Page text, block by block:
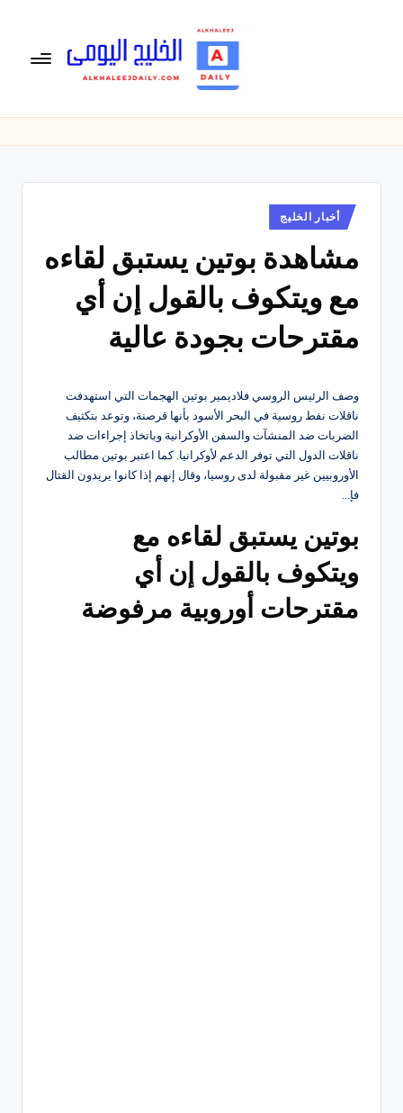
خ
يو
م
ى
متابعة
الرياضية
والسياسية
والاقتصادية.
نُشر
في
أخبار الخليج
مشاهدة بوتين يستبق لقاءه
مع ويتكوف بالقول إن أي
مقترحات بجودة عالية
وصف الرئيس الروسي فلاديمير بوتين الهجمات التي استهدفت
ناقلات نفط روسية في البحر الأسود بأنها قرصنة، وتوعد بتكثيف
الضربات ضد المنشآت والسفن الأوكرانية وباتخاذ إجراءات ضد
ناقلات الدول التي توفر الدعم لأوكرانيا. كما اعتبر بوتين مطالب
الأوروبيين غير مقبولة لدى روسيا، وقال إنهم إذا كانوا يريدون القتال
فإ…
بوتين يستبق لقاءه مع
ويتكوف بالقول إن أي
مقترحات أوروبية مرفوضة